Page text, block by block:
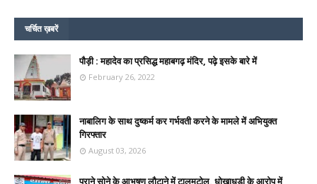
चर्चित ख़बरें
पौड़ी : महादेव का प्रसिद्ध महाबगढ़ मंदिर, पढ़े इसके बारे में
February 26, 2022
नाबालिग के साथ दुष्कर्म कर गर्भवती करने के मामले में अभियुक्त
गिरफ्तार
August 03, 2026
पुराने सोने के आभूषण लौटाने में टालमटोल, धोखाधड़ी के आरोप में